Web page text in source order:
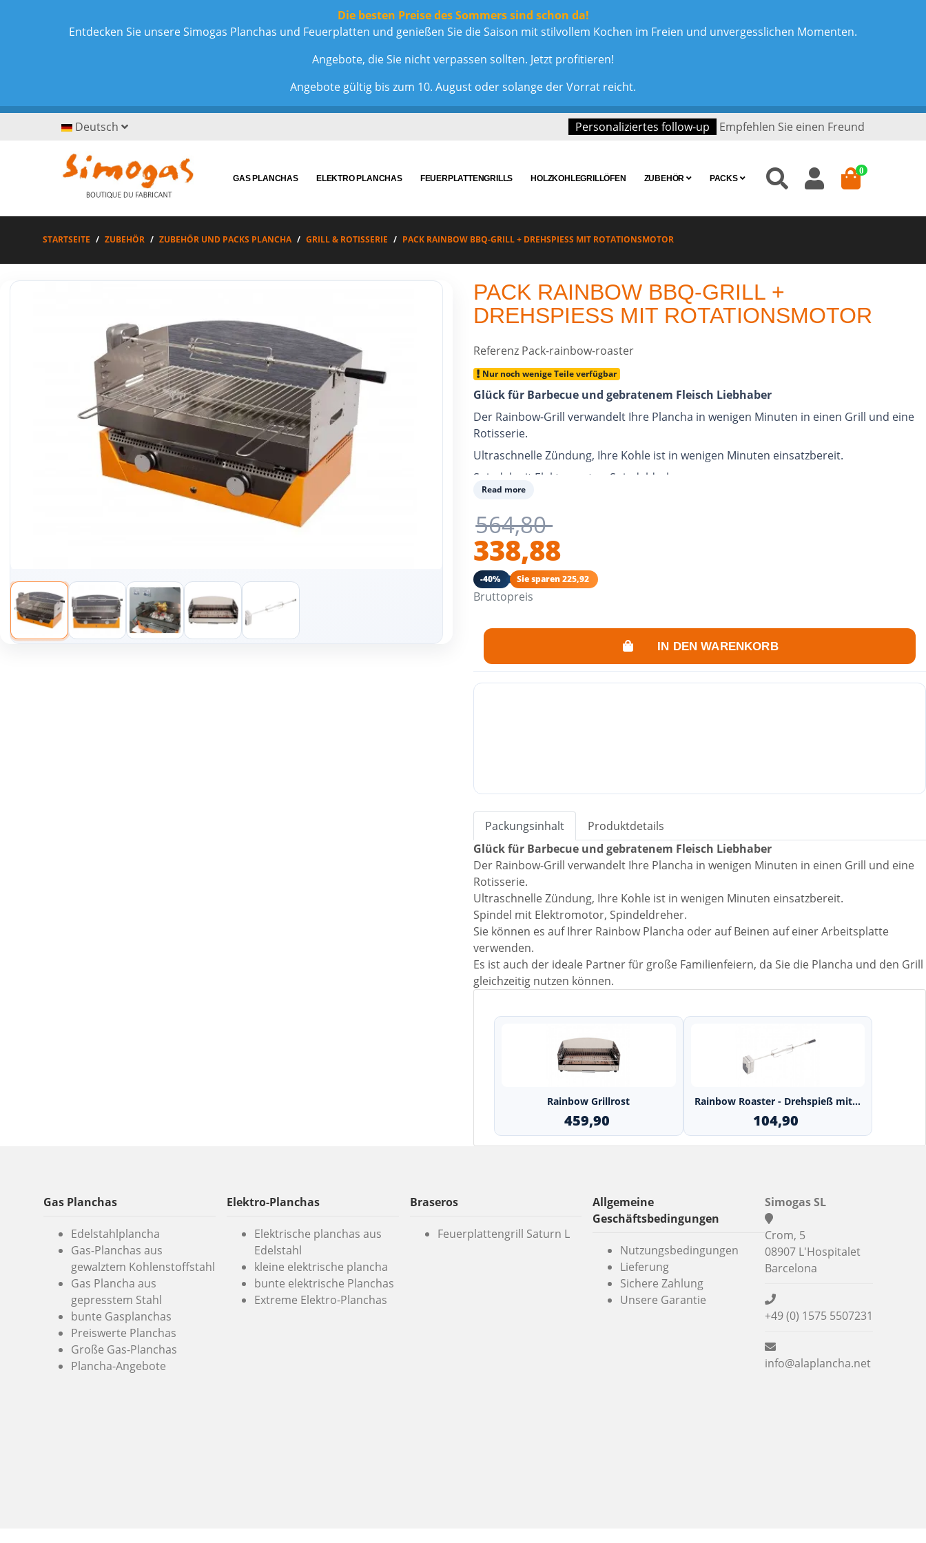
Die besten Preise des Sommers sind schon da!
Entdecken Sie unsere Simogas Planchas und Feuerplatten und genießen Sie die Saison mit stilvollem Kochen im Freien und unvergesslichen Momenten.
Angebote, die Sie nicht verpassen sollten. Jetzt profitieren!
Angebote gültig bis zum 10. August oder solange der Vorrat reicht.
Deutsch Personaliziertes follow-up Empfehlen Sie einen Freund
GAS PLANCHAS ELEKTRO PLANCHAS FEUERPLATTENGRILLS HOLZKOHLEGRILLÖFEN ZUBEHÖR PACKS
0
STARTSEITE ZUBEHÖR ZUBEHÖR UND PACKS PLANCHA GRILL & ROTISSERIE PACK RAINBOW BBQ-GRILL + DREHSPIESS MIT ROTATIONSMOTOR
PACK RAINBOW BBQ-GRILL +
DREHSPIESS MIT ROTATIONSMOTOR
Referenz Pack-rainbow-roaster
Nur noch wenige Teile verfügbar
Glück für Barbecue und gebratenem Fleisch Liebhaber
Der Rainbow-Grill verwandelt Ihre Plancha in wenigen Minuten in einen Grill und eine
Rotisserie.
Ultraschnelle Zündung, Ihre Kohle ist in wenigen Minuten einsatzbereit.
Spindel mit Elektromotor, Spindeldreher.
verwenden.
Es ist auch der ideale Partner für große Familienfeiern, da Sie die Plancha und den Grill
gleichzeitig nutzen können.
Read more
564,80
338,88
-40% Sie sparen 225,92
Bruttopreis
IN DEN WARENKORB
Packungsinhalt
Produktdetails
Glück für Barbecue und gebratenem Fleisch Liebhaber
Der Rainbow-Grill verwandelt Ihre Plancha in wenigen Minuten in einen Grill und eine
Rotisserie.
Ultraschnelle Zündung, Ihre Kohle ist in wenigen Minuten einsatzbereit.
Spindel mit Elektromotor, Spindeldreher.
Sie können es auf Ihrer Rainbow Plancha oder auf Beinen auf einer Arbeitsplatte
verwenden.
Es ist auch der ideale Partner für große Familienfeiern, da Sie die Plancha und den Grill
gleichzeitig nutzen können.
Rainbow Grillrost
459,90
Rainbow Roaster - Drehspieß mit...
104,90
Gas Planchas
Edelstahlplancha
Gas-Planchas aus
gewalztem Kohlenstoffstahl
Gas Plancha aus
gepresstem Stahl
bunte Gasplanchas
Preiswerte Planchas
Große Gas-Planchas
Plancha-Angebote
Elektro-Planchas
Elektrische planchas aus
Edelstahl
kleine elektrische plancha
bunte elektrische Planchas
Extreme Elektro-Planchas
Braseros
Feuerplattengrill Saturn L
Allgemeine
Geschäftsbedingungen
Nutzungsbedingungen
Lieferung
Sichere Zahlung
Unsere Garantie
Simogas SL
Crom, 5
08907 L'Hospitalet
Barcelona
+49 (0) 1575 5507231
info@alaplancha.net